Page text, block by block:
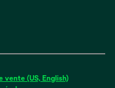
vente (US, English)